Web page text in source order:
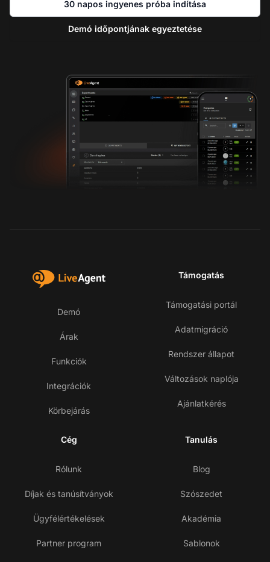
30 napos ingyenes próba indítása
Demó időpontjának egyeztetése
Demó
Árak
Funkciók
Integrációk
Körbejárás
Támogatás
Támogatási portál
Adatmigráció
Rendszer állapot
Változások naplója
Ajánlatkérés
Cég
Rólunk
Díjak és tanúsítványok
Ügyfélértékelések
Partner program
Tanulás
Blog
Szószedet
Akadémia
Sablonok